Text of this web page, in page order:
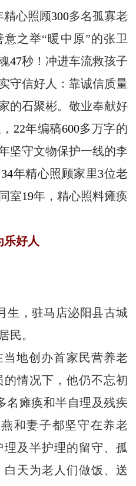
精心照顾300多名孤寡老
之举“暖中原”的张卫
47秒！冲进车流救孩子
守信好人：靠诚信质量
的石聚彬。敬业奉献好
22年编稿600多万字的
坚守文物保护一线的李
34年精心照顾家里3位老
室19年，精心照料瘫痪
乐好人
生，驻马店泌阳县古城
民。
当地创办首家民营养老
情况下，他仍不忘初
名瘫痪和半自理及残疾
和妻子都坚守在养老
及半护理的留守、孤
天为老人们做饭、送